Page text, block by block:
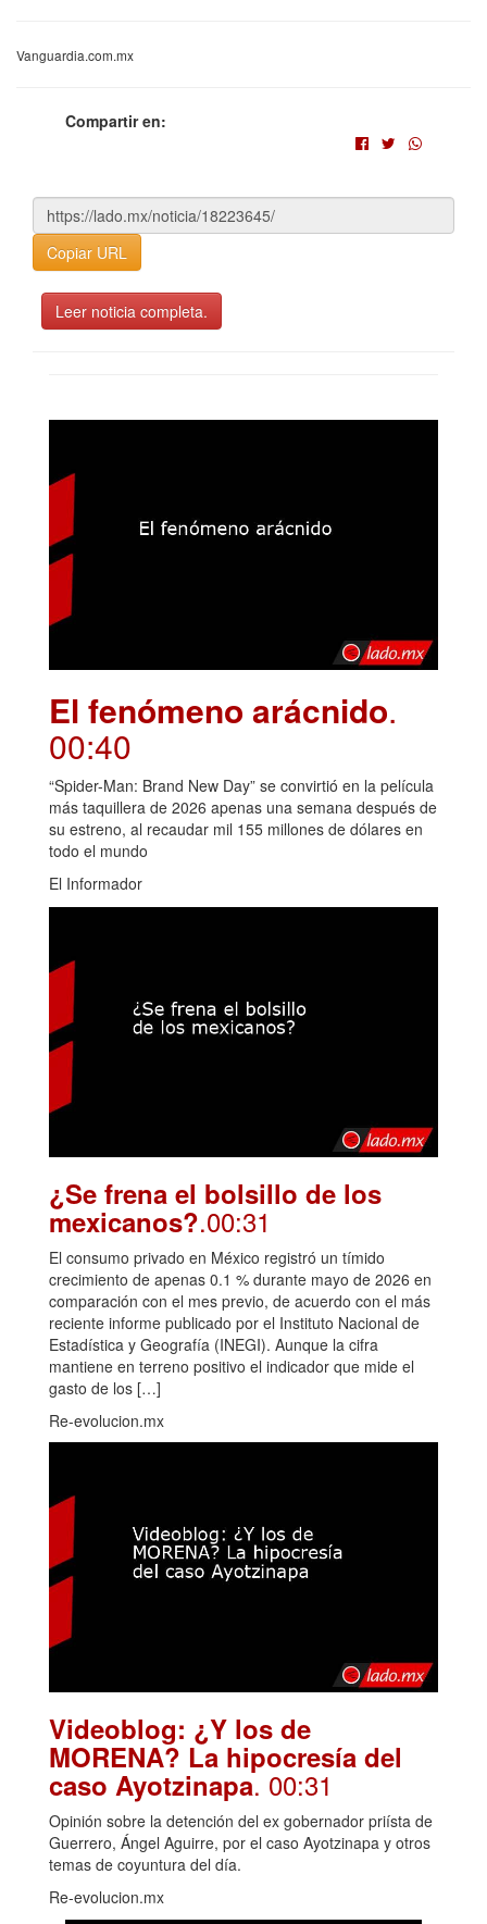
Vanguardia.com.mx
Compartir en:
Copiar URL
Leer noticia completa.
El fenómeno arácnido.
00:40
“Spider-Man: Brand New Day” se convirtió en la película
más taquillera de 2026 apenas una semana después de
su estreno, al recaudar mil 155 millones de dólares en
todo el mundo
El Informador
¿Se frena el bolsillo de los
mexicanos?.00:31
El consumo privado en México registró un tímido
crecimiento de apenas 0.1 % durante mayo de 2026 en
comparación con el mes previo, de acuerdo con el más
reciente informe publicado por el Instituto Nacional de
Estadística y Geografía (INEGI). Aunque la cifra
mantiene en terreno positivo el indicador que mide el
gasto de los […]
Re-evolucion.mx
Videoblog: ¿Y los de
MORENA? La hipocresía del
caso Ayotzinapa. 00:31
Opinión sobre la detención del ex gobernador priísta de
Guerrero, Ángel Aguirre, por el caso Ayotzinapa y otros
temas de coyuntura del día.
Re-evolucion.mx